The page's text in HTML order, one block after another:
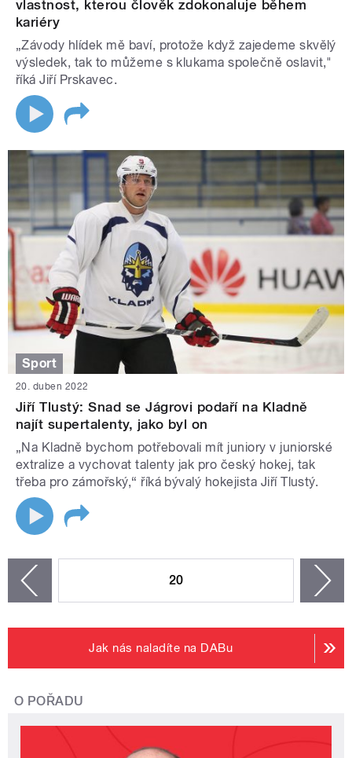
vlastnost, kterou člověk zdokonaluje během
kariéry
„Závody hlídek mě baví, protože když zajedeme skvělý
výsledek, tak to můžeme s klukama společně oslavit,"
říká Jiří Prskavec.
Sport
20. duben 2022
Jiří Tlustý: Snad se Jágrovi podaří na Kladně
najít supertalenty, jako byl on
„Na Kladně bychom potřebovali mít juniory v juniorské
extralize a vychovat talenty jak pro český hokej, tak
třeba pro zámořský,“ říká bývalý hokejista Jiří Tlustý.
20
Jak nás naladíte na DABu
O POŘADU